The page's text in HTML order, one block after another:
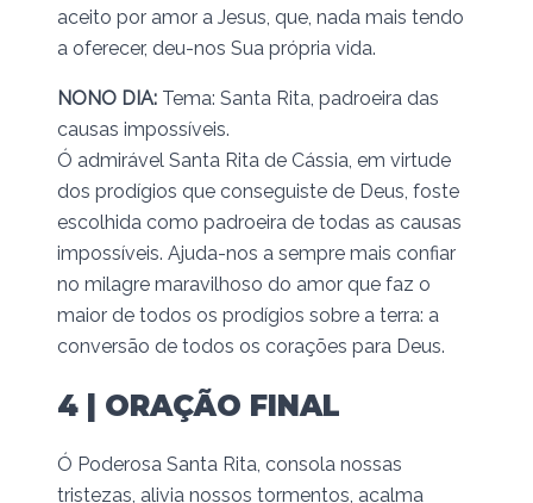
aceito por amor a Jesus, que, nada mais tendo
a oferecer, deu-nos Sua própria vida.
NONO DIA: Tema: Santa Rita, padroeira das
causas impossíveis.
Ó admirável Santa Rita de Cássia, em virtude
dos prodígios que conseguiste de Deus, foste
escolhida como padroeira de todas as causas
impossíveis. Ajuda-nos a sempre mais confiar
no milagre maravilhoso do amor que faz o
maior de todos os prodígios sobre a terra: a
conversão de todos os corações para Deus.
4 | ORAÇÃO FINAL
Ó Poderosa Santa Rita, consola nossas
tristezas, alivia nossos tormentos, acalma